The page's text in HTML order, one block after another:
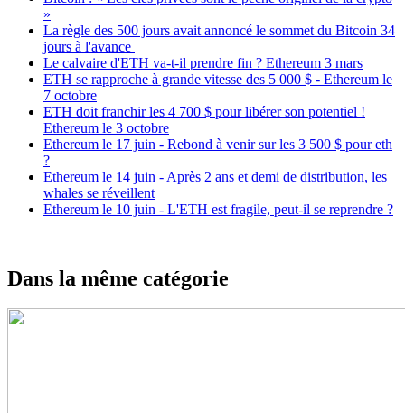
»
La règle des 500 jours avait annoncé le sommet du Bitcoin 34
jours à l'avance
Le calvaire d'ETH va-t-il prendre fin ? Ethereum 3 mars
ETH se rapproche à grande vitesse des 5 000 $ - Ethereum le
7 octobre
ETH doit franchir les 4 700 $ pour libérer son potentiel !
Ethereum le 3 octobre
Ethereum le 17 juin - Rebond à venir sur les 3 500 $ pour eth
?
Ethereum le 14 juin - Après 2 ans et demi de distribution, les
whales se réveillent
Ethereum le 10 juin - L'ETH est fragile, peut-il se reprendre ?
Dans la même catégorie